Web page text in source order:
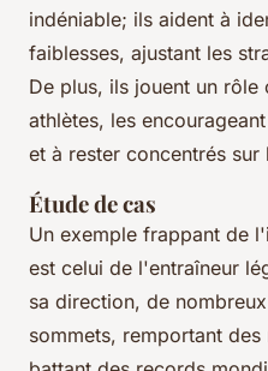
indéniable; ils aident à
faiblesses, ajustant les
De plus, ils jouent un rôle
athlètes, les
et à rester concentrés
Étude de cas
Un exemple frappant de
est celui de l'entraîneur
sa direction, de
sommets, remportant